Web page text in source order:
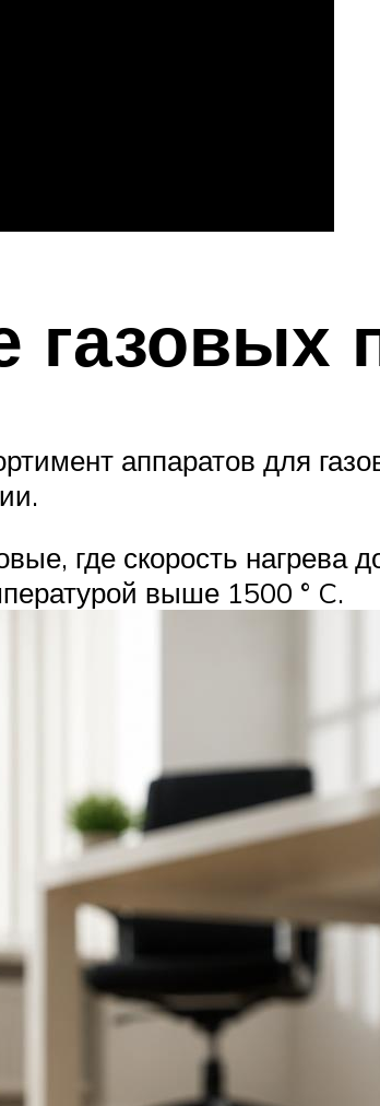
газовых
аппаратов для
где скорость нагрева
выше 1500 ° C.